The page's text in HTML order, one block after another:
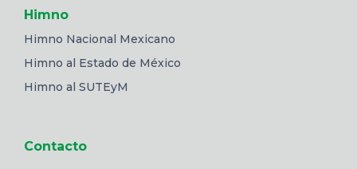
Himno
Himno Nacional Mexicano
Himno al Estado de México
Himno al SUTEyM
Contacto